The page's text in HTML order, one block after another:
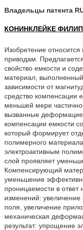
Владельцы патента
КОНИНКЛЕЙКЕ
Изобретение
приводам.
свойство емкости и
материал,
зависимости от
средство компенсации
меньшей мере
вызванные
компенсации емкости
который формирует
полимерного
электроактивным
слой проявляет
Компенсирующий
уменьшение
проницаемости в
изменений: увеличение
поля, увеличение
механическая
результат: упрощение